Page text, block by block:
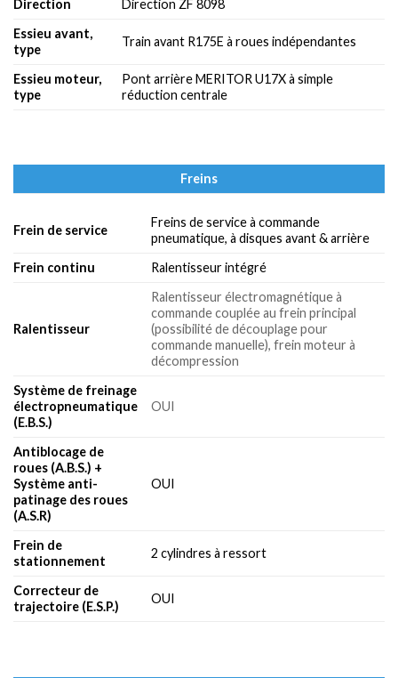
Direction
Direction ZF 8098
Essieu avant,
type
Train avant R175E à roues indépendantes
Essieu moteur,
type
Pont arrière MERITOR U17X à simple
réduction centrale
Freins
Frein de service
Freins de service à commande
pneumatique, à disques avant & arrière
Frein continu
Ralentisseur intégré
Ralentisseur
Ralentisseur électromagnétique à
commande couplée au frein principal
(possibilité de découplage pour
commande manuelle), frein moteur à
décompression
Système de freinage
électropneumatique
(E.B.S.)
OUI
Antiblocage de
roues (A.B.S.) +
Système anti-
patinage des roues
(A.S.R)
OUI
Frein de
stationnement
2 cylindres à ressort
Correcteur de
trajectoire (E.S.P.)
OUI